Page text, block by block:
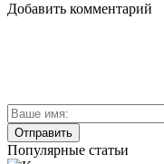
Добавить комментарий
Популярные статьи